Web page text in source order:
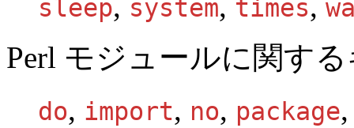
sleep
system times
Perl モジュールに関す
do, import, no, package